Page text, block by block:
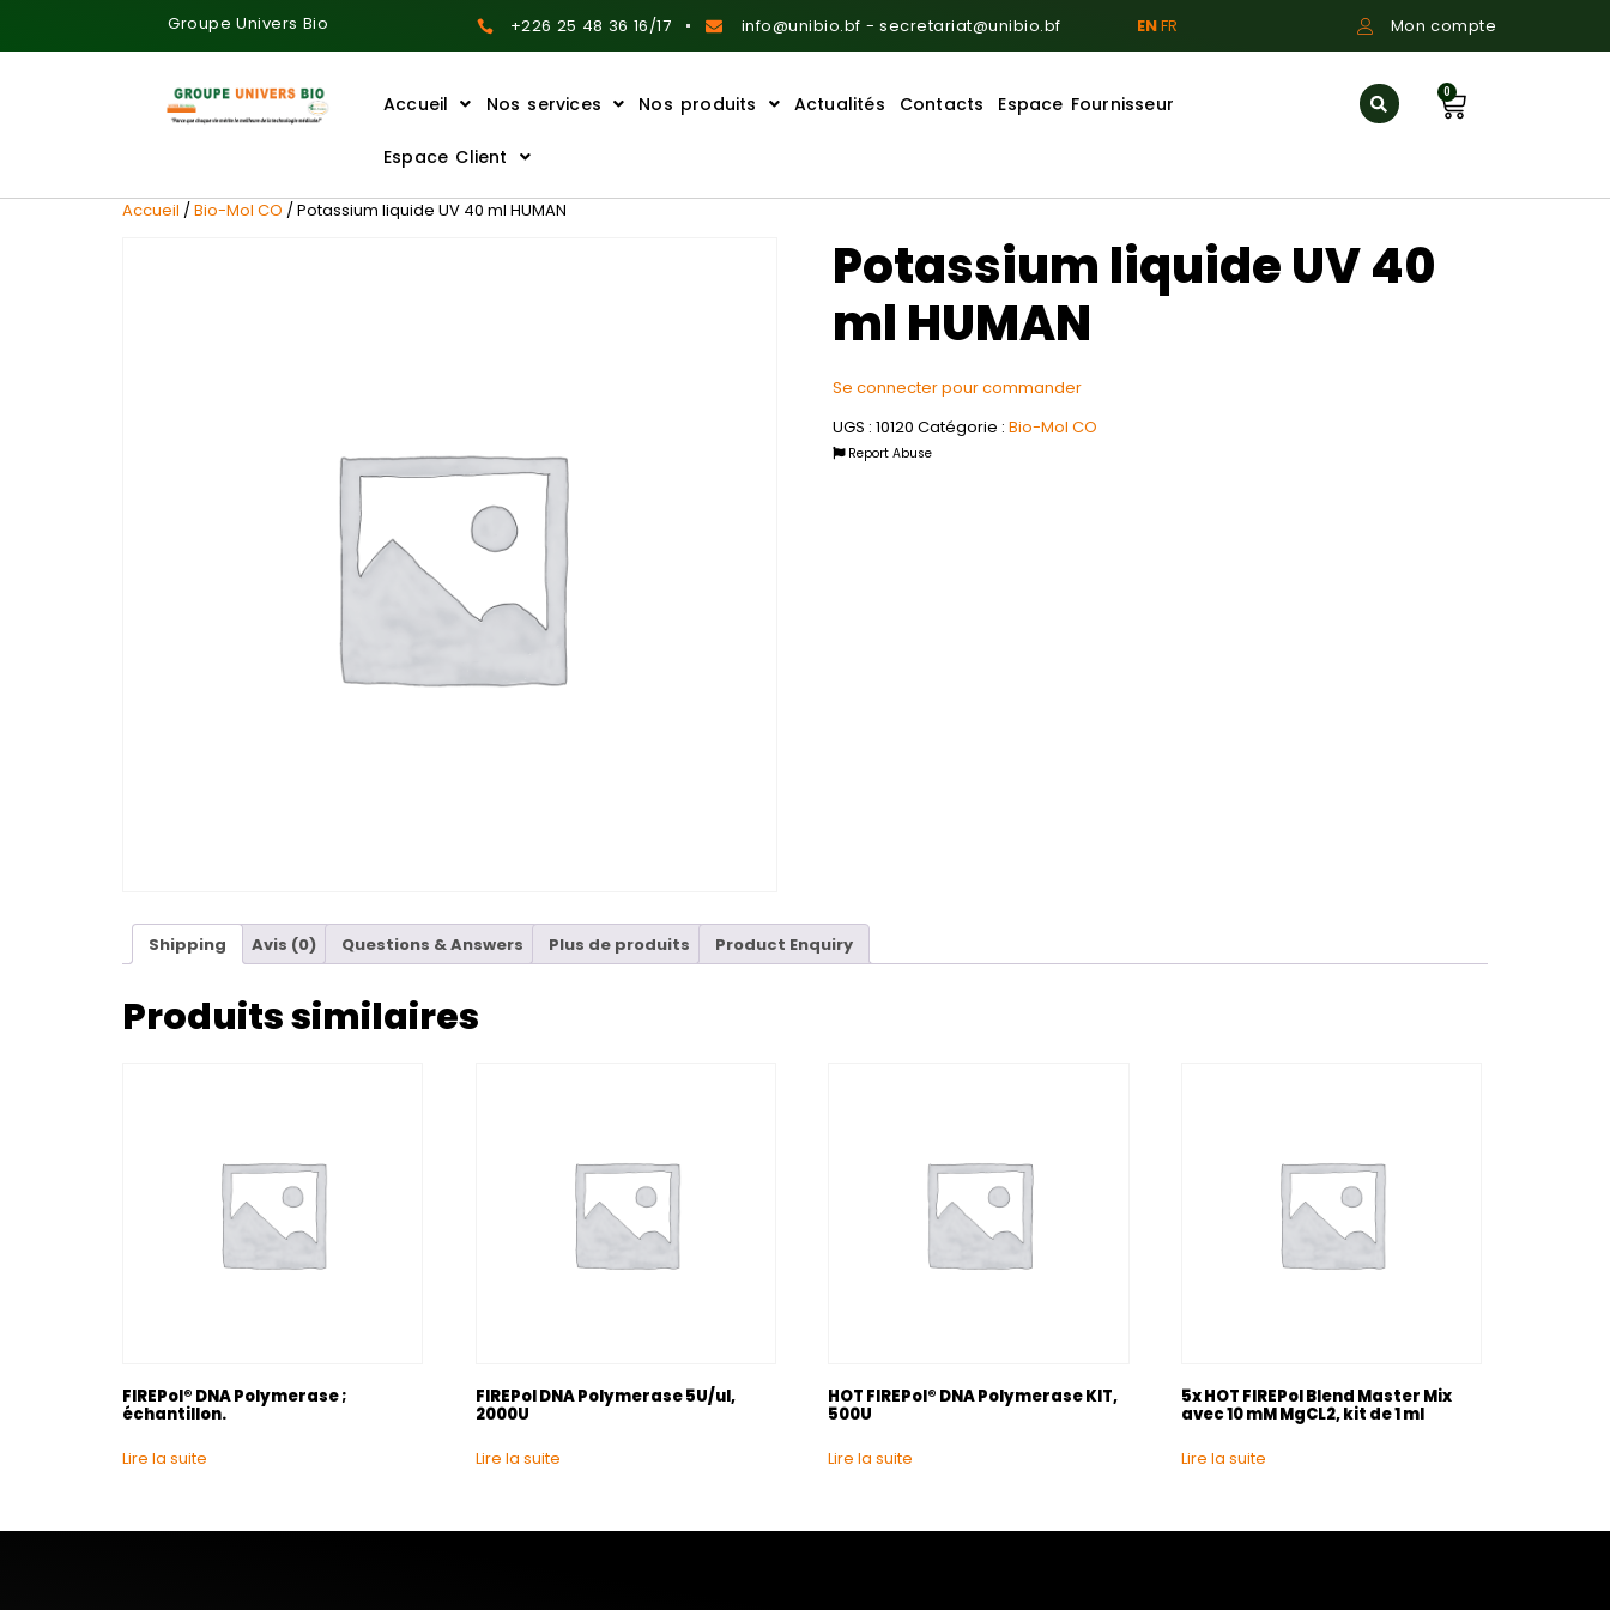
Groupe Univers Bio +226 25 48 36 16/17 info@unibio.bf - secretariat@unibio.bf ENFR Mon compte
Accueil Nos services Nos produits Actualités Contacts Espace Fournisseur
Espace Client
0
Accueil /Bio-Mol CO / Potassium liquide UV 40 ml HUMAN
Potassium liquide UV 40
ml HUMAN
Se connecter pour commander
UGS : 10120 Catégorie : Bio-Mol CO
Report Abuse
Shipping Avis (0) Questions & Answers Plus de produits Product Enquiry
Produits similaires
FIREPol® DNA Polymerase ;
échantillon.
Lire la suite
FIREPol DNA Polymerase 5U/ul,
2000U
Lire la suite
HOT FIREPol® DNA Polymerase KIT,
500U
Lire la suite
5x HOT FIREPol Blend Master Mix
avec 10 mM MgCL2, kit de 1 ml
Lire la suite